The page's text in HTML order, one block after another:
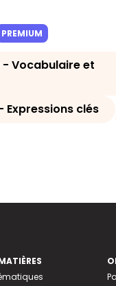
PREMIUM
- Vocabulaire et
Expressions clés